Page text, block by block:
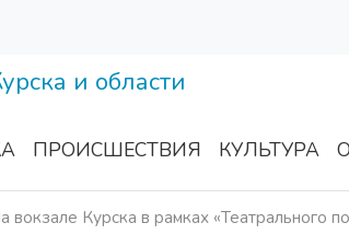
ПРОИСШЕСТВИЯ КУЛЬТУРА
вокзале Курска в рамках «Театрального